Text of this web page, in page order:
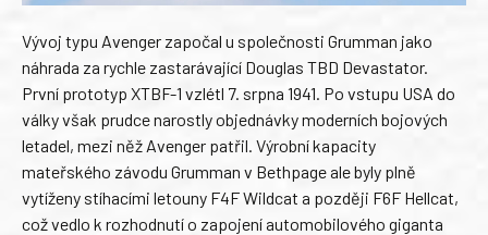
Vývoj typu Avenger započal u společnosti Grumman jako
náhrada za rychle zastarávající Douglas TBD Devastator.
První prototyp XTBF-1 vzlétl 7. srpna 1941. Po vstupu USA do
války však prudce narostly objednávky moderních bojových
letadel, mezi něž Avenger patřil. Výrobní kapacity
mateřského závodu Grumman v Bethpage ale byly plně
vytíženy stíhacími letouny F4F Wildcat a později F6F Hellcat,
což vedlo k rozhodnutí o zapojení automobilového giganta